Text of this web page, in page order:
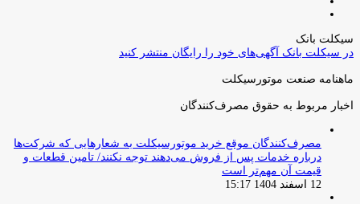
سیکلت بانک
در سیکلت بانک آگهی‌های خود را رایگان منتشر کنید
ماهنامه صنعت موتورسیکلت
اخبار مربوط به حقوق مصرف‌کنندگان
مصرف‌کنندگان موقع خرید موتورسیکلت به شعارهایی که شرکت‌ها
درباره خدمات پس از فروش می‌دهند توجه نکنند/ تامین قطعات و
قیمت آن مهم‌تر است
12 اسفند 1404 15:17